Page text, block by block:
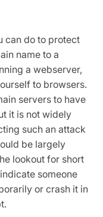
can do to protect
name to a
a webserver,
to browsers.
servers to have
it is not widely
such an attack
be largely
lookout for short
someone
or crash it in